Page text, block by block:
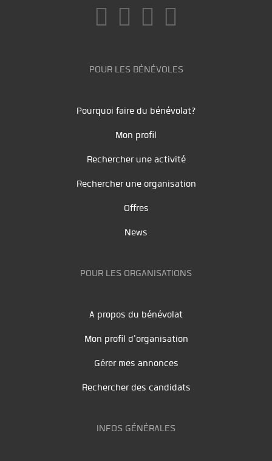
POUR LES BÉNÉVOLES
Pourquoi faire du bénévolat?
Mon profil
Rechercher une activité
Rechercher une organisation
Offres
News
POUR LES ORGANISATIONS
A propos du bénévolat
Mon profil d'organisation
Gérer mes annonces
Rechercher des candidats
INFOS GÉNÉRALES